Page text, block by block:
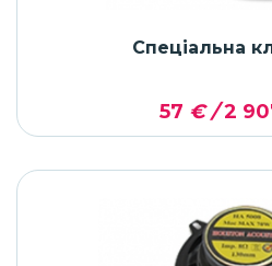
Спеціальна
57 € /2